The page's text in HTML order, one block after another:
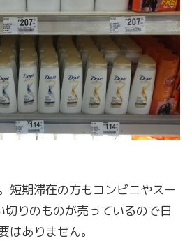
短期滞在の方もコンビニやスー
りのものが売っているので日
はありません。